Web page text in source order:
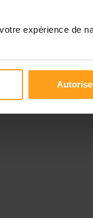
expérience de